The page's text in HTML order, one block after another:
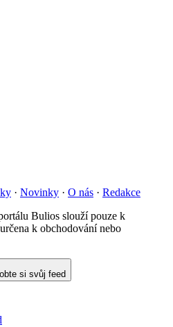
· Novinky · O nás · Redakce
Bulios slouží pouze k
k obchodování nebo
si svůj feed